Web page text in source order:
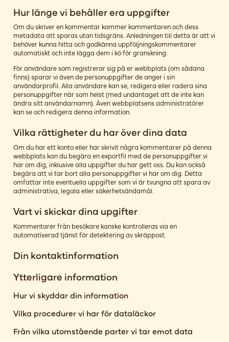
Hur länge vi behåller era uppgifter
Om du skriver en kommentar kommer kommentaren och dess
metadata att sparas utan tidsgräns. Anledningen till detta är att vi
behöver kunna hitta och godkänna uppföljningskommentarer
automatiskt och inte lägga dem i kö för granskning.
För användare som registrerar sig på er webbplats (om sådana
finns) sparar vi även de personuppgifter de anger i sin
användarprofil. Alla användare kan se, redigera eller radera sina
personuppgifter när som helst (med undantaget att de inte kan
ändra sitt användarnamn). Även webbplatsens administratörer
kan se och redigera denna information.
Vilka rättigheter du har över dina data
Om du har ett konto eller har skrivit några kommentarer på denna
webbplats kan du begära en exportfil med de personuppgifter vi
har om dig, inklusive alla uppgifter du har gett oss. Du kan också
begära att vi tar bort alla personuppgifter vi har om dig. Detta
omfattar inte eventuella uppgifter som vi är tvungna att spara av
administrativa, legala eller säkerhetsändamål.
Vart vi skickar dina upgifter
Kommentarer från besökare kanske kontrolleras via en
automatiserad tjänst för detektering av skräppost.
Din kontaktinformation
Ytterligare information
Hur vi skyddar din information
Vilka procedurer vi har för dataläckor
Från vilka utomstående parter vi tar emot data